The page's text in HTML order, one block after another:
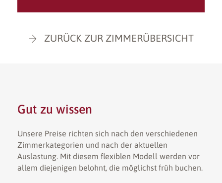
ZURÜCK ZUR ZIMMERÜBERSICHT
Gut zu wissen
Unsere Preise richten sich nach den verschiedenen
Zimmerkategorien und nach der aktuellen
Auslastung. Mit diesem flexiblen Modell werden vor
allem diejenigen belohnt, die möglichst früh buchen.